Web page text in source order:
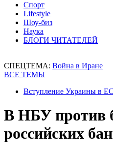
Спорт
Lifestyle
Шоу-биз
Наука
БЛОГИ ЧИТАТЕЛЕЙ
СПЕЦТЕМА: Война в Иране
ВСЕ ТЕМЫ
Вступление Украины в ЕС
В НБУ против
российских